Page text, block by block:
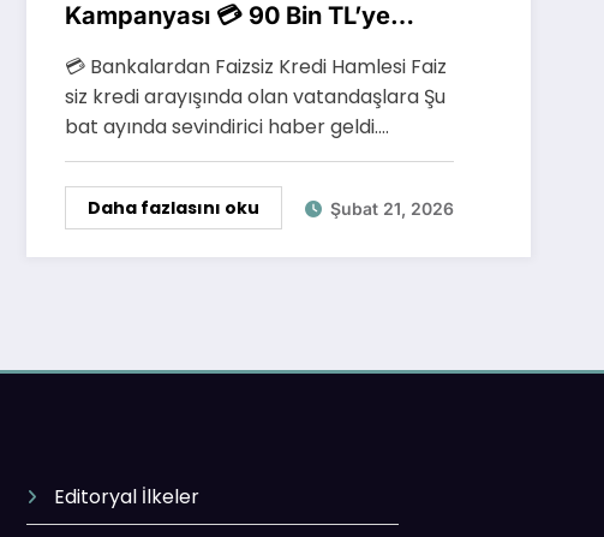
Kampanyası 💳 90 Bin TL’ye
Kadar Başvurular Başladı
💳 Bankalardan Faizsiz Kredi Hamlesi Faiz
siz kredi arayışında olan vatandaşlara Şu
bat ayında sevindirici haber geldi.…
Daha fazlasını oku Şubat 21, 2026
Editoryal İlkeler